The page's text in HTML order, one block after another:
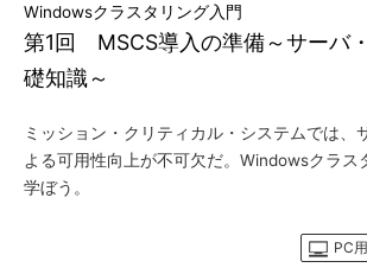
第1回 MSCS導入の準備～サーバ
礎知識～
Windowsクラスタリング入門
ミッション・クリティカル・システムでは、
よる可用性向上が不可欠だ。Windowsクラス
学ぼう。
PC